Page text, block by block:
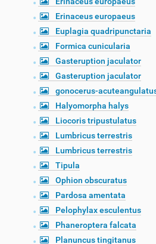
Erinaceus europaeus
Euplagia quadripunctaria
Formica cunicularia
Gasteruption jaculator
Gasteruption jaculator
gonocerus-
Halyomorpha halys
Liocoris tripustulatus
Lumbricus terrestris
Lumbricus terrestris
Tipula
Ophion obscuratus
Pardosa amentata
Pelophylax esculentus
Phaneroptera falcata
Planuncus tingitanus